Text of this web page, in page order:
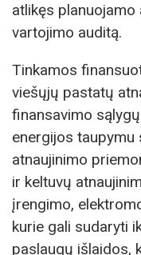
atlikęs
vartojimo auditą.
Tinkamos
viešųjų pastatų
finansavimo
energijos
atnaujinimo
ir keltuvų
įrengimo,
kurie gali sudaryti
paslaugų išlaidos,